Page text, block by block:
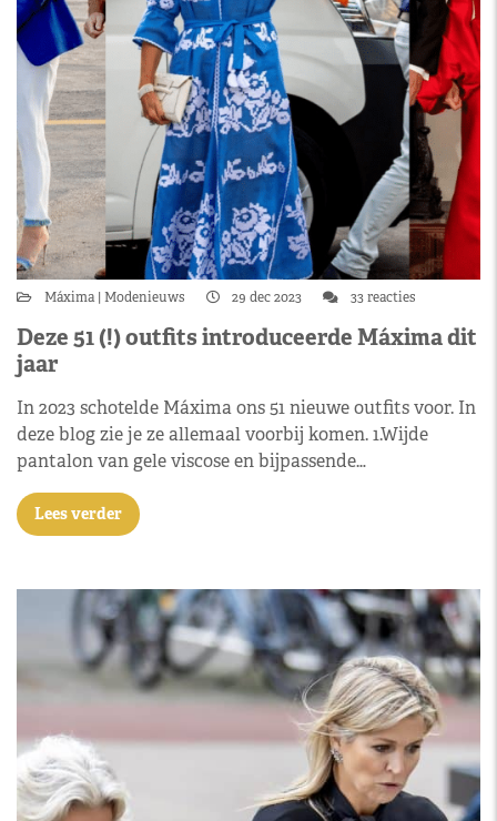
Máxima Modenieuws 29 dec 2023 33 reacties
Deze 51 (!) outfits introduceerde Máxima dit
jaar
In 2023 schotelde Máxima ons 51 nieuwe outfits voor. In
deze blog zie je ze allemaal voorbij komen. 1.Wijde
pantalon van gele viscose en bijpassende…
Lees verder